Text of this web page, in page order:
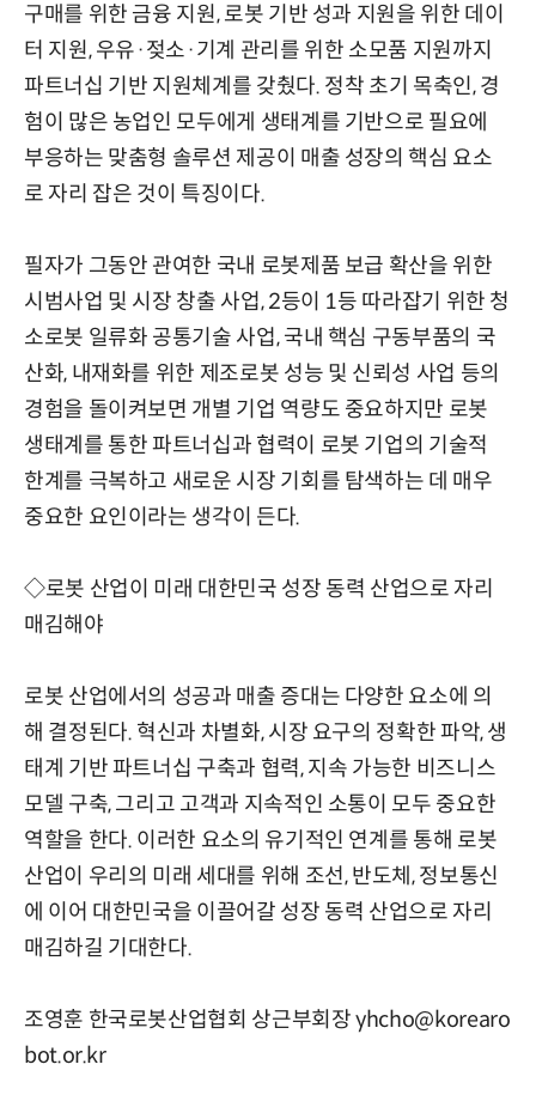
구매를 위한 금융 지원, 로봇 기반 성과 지원을 위한 데이
터 지원, 우유·젖소·기계 관리를 위한 소모품 지원까지
파트너십 기반 지원체계를 갖췄다. 정착 초기 목축인, 경
험이 많은 농업인 모두에게 생태계를 기반으로 필요에
부응하는 맞춤형 솔루션 제공이 매출 성장의 핵심 요소
로 자리 잡은 것이 특징이다.
필자가 그동안 관여한 국내 로봇제품 보급 확산을 위한
시범사업 및 시장 창출 사업, 2등이 1등 따라잡기 위한 청
소로봇 일류화 공통기술 사업, 국내 핵심 구동부품의 국
산화, 내재화를 위한 제조로봇 성능 및 신뢰성 사업 등의
경험을 돌이켜보면 개별 기업 역량도 중요하지만 로봇
생태계를 통한 파트너십과 협력이 로봇 기업의 기술적
한계를 극복하고 새로운 시장 기회를 탐색하는 데 매우
중요한 요인이라는 생각이 든다.
◇로봇 산업이 미래 대한민국 성장 동력 산업으로 자리
매김해야
로봇 산업에서의 성공과 매출 증대는 다양한 요소에 의
해 결정된다. 혁신과 차별화, 시장 요구의 정확한 파악, 생
태계 기반 파트너십 구축과 협력, 지속 가능한 비즈니스
모델 구축, 그리고 고객과 지속적인 소통이 모두 중요한
역할을 한다. 이러한 요소의 유기적인 연계를 통해 로봇
산업이 우리의 미래 세대를 위해 조선, 반도체, 정보통신
에 이어 대한민국을 이끌어갈 성장 동력 산업으로 자리
매김하길 기대한다.
조영훈 한국로봇산업협회 상근부회장 yhcho@korearo
bot.or.kr